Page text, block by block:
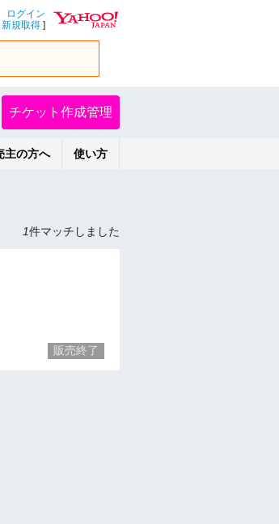
ログイン
新規取得 ]
チケット作成管理
主の方へ 使い方
1件マッチしました
販売終了